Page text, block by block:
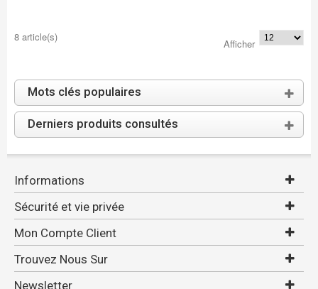
8 article(s)
Afficher
Mots clés populaires
Derniers produits consultés
Informations
Sécurité et vie privée
Mon Compte Client
Trouvez Nous Sur
Newsletter